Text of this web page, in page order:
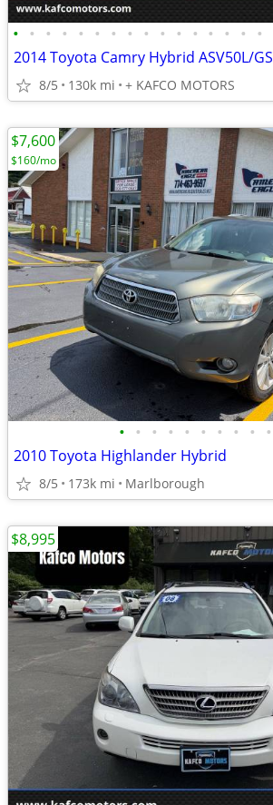
• • • • • • • • • • • • • • • •
8/5 130k mi + KAFCO MOTORS
• • • • • • • • • •
2010 Toyota Highlander Hybrid
8/5 173k mi Marlborough
$7,600
$160/mo
$8,995